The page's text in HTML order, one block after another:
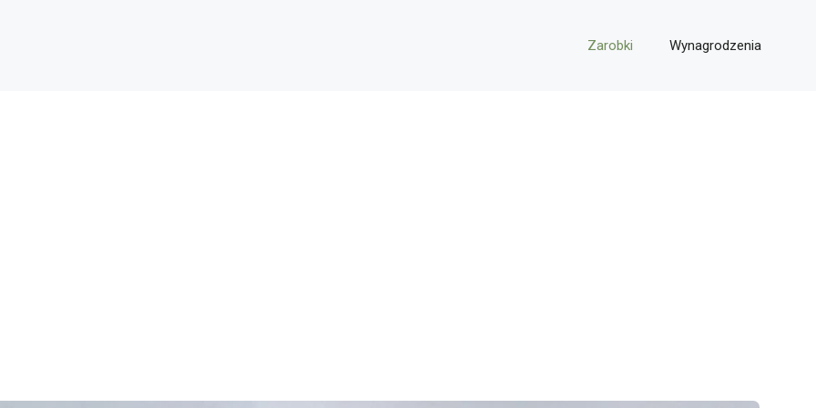
Zarobki Wynagrodzenia